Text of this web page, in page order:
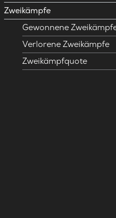
Zweikämpfe
Gewonnene
Verlorene Zweikämpfe
Zweikämpfquote